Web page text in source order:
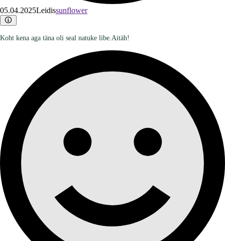
05.04.2025Leidissunflower
Koht kena aga täna oli seal natuke libe.Aitäh!